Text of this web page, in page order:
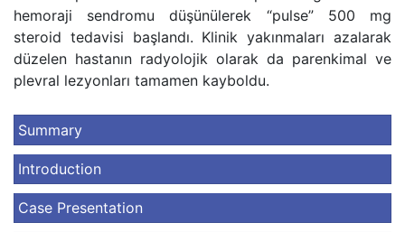
hemoraji sendromu düşünülerek “pulse” 500 mg
steroid tedavisi başlandı. Klinik yakınmaları azalarak
düzelen hastanın radyolojik olarak da parenkimal ve
plevral lezyonları tamamen kayboldu.
Summary
Introduction
Case Presentation